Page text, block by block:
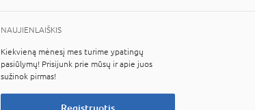
NAUJIENLAIŠKIS
Kiekvieną mėnesį mes turime ypatingų
pasiūlymų! Prisijunk prie mūsų ir apie juos
sužinok pirmas!
Registruotis